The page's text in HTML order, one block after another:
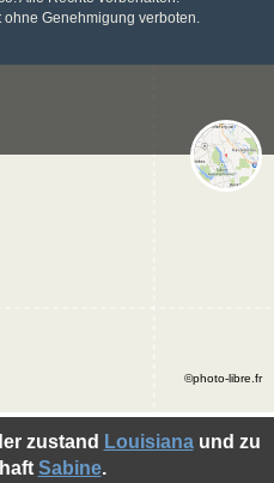
Genehmigung verboten.
zustand Louisianaund zu
Sabine.
©photo-libre.fr